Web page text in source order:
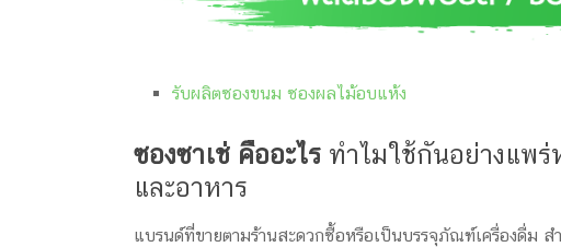
รับผลิตซองขนม ซองผลไม้อบแห้ง
ซองซาเช่ คืออะไร ทำไมใช้กันอย่างแพ
และอาหาร
แบรนด์ที่ขายตามร้านสะดวกซื้อหรือเป็นบรรจุภัณฑ์เครื่องดื่ม